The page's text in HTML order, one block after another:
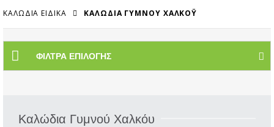
ΚΑΛΏΔΙΑ ΕΙΔΙΚΆ ΚΑΛΏΔΙΑ ΓΥΜΝΟΎ ΧΑΛΚΌΥ
ΦΊΛΤΡΑ ΕΠΙΛΟΓΉΣ
Καλώδια Γυμνού Χαλκόυ